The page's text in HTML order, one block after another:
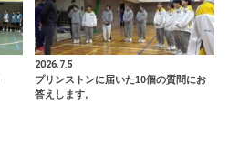
2026.7.5
プリンストンに届いた10個の質問にお
答えします。